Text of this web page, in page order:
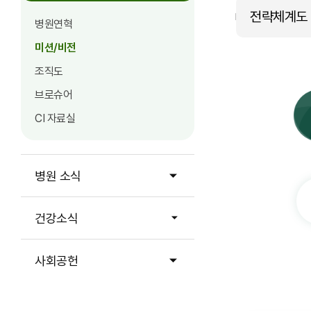
병원연혁
미션/비전
조직도
브로슈어
CI 자료실
병원 소식
건강소식
사회공헌
전략체계도